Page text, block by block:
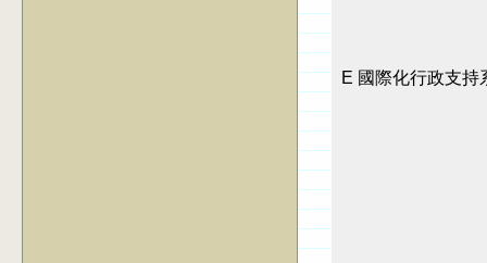
E 國際化行政支持